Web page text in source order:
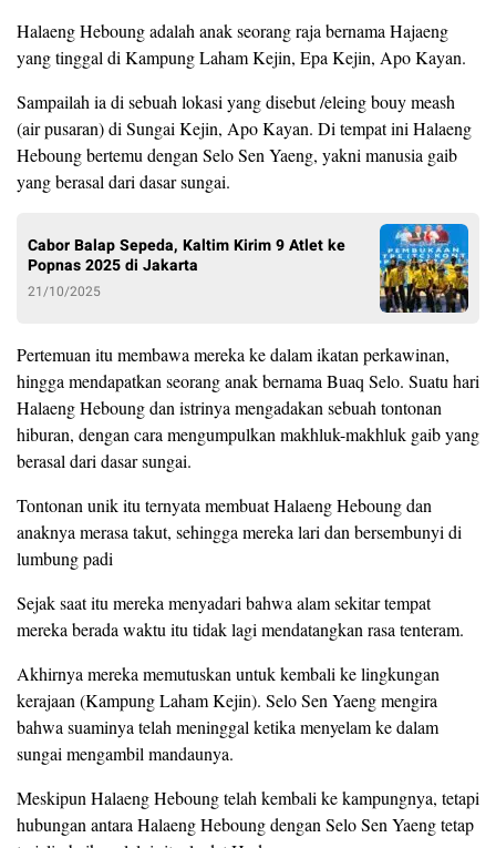
Halaeng Heboung adalah anak seorang raja bernama Hajaeng
yang tinggal di Kampung Laham Kejin, Epa Kejin, Apo Kayan.
Sampailah ia di sebuah lokasi yang disebut /eleing bouy meash
(air pusaran) di Sungai Kejin, Apo Kayan. Di tempat ini Halaeng
Heboung bertemu dengan Selo Sen Yaeng, yakni manusia gaib
yang berasal dari dasar sungai.
Cabor Balap Sepeda, Kaltim Kirim 9 Atlet ke
Popnas 2025 di Jakarta
21/10/2025
Pertemuan itu membawa mereka ke dalam ikatan perkawinan,
hingga mendapatkan seorang anak bernama Buaq Selo. Suatu hari
Halaeng Heboung dan istrinya mengadakan sebuah tontonan
hiburan, dengan cara mengumpulkan makhluk-makhluk gaib yang
berasal dari dasar sungai.
Tontonan unik itu ternyata membuat Halaeng Heboung dan
anaknya merasa takut, sehingga mereka lari dan bersembunyi di
lumbung padi
Sejak saat itu mereka menyadari bahwa alam sekitar tempat
mereka berada waktu itu tidak lagi mendatangkan rasa tenteram.
Akhirnya mereka memutuskan untuk kembali ke lingkungan
kerajaan (Kampung Laham Kejin). Selo Sen Yaeng mengira
bahwa suaminya telah meninggal ketika menyelam ke dalam
sungai mengambil mandaunya.
Meskipun Halaeng Heboung telah kembali ke kampungnya, tetapi
hubungan antara Halaeng Heboung dengan Selo Sen Yaeng tetap